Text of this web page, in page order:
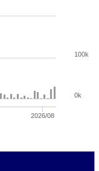
2026/08
0k
100k